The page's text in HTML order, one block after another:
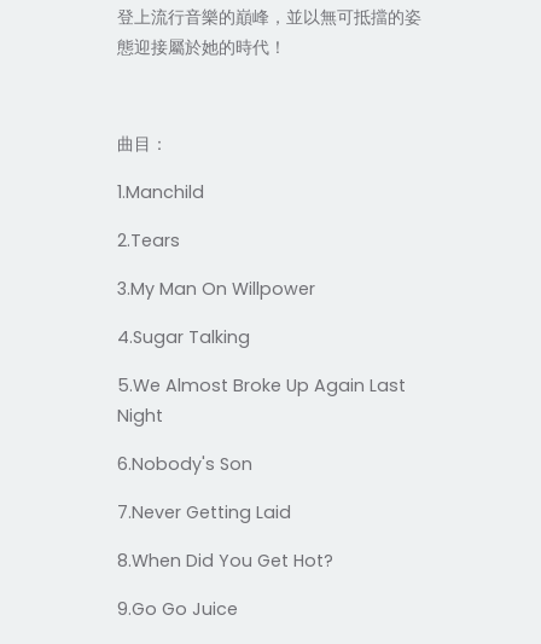
登上流行音樂的巔峰，並以無可抵擋的姿
態迎接屬於她的時代！
曲目：
1.Manchild
2.Tears
3.My Man On Willpower
4.Sugar Talking
5.We Almost Broke Up Again Last
Night
6.Nobody's Son
7.Never Getting Laid
8.When Did You Get Hot?
9.Go Go Juice